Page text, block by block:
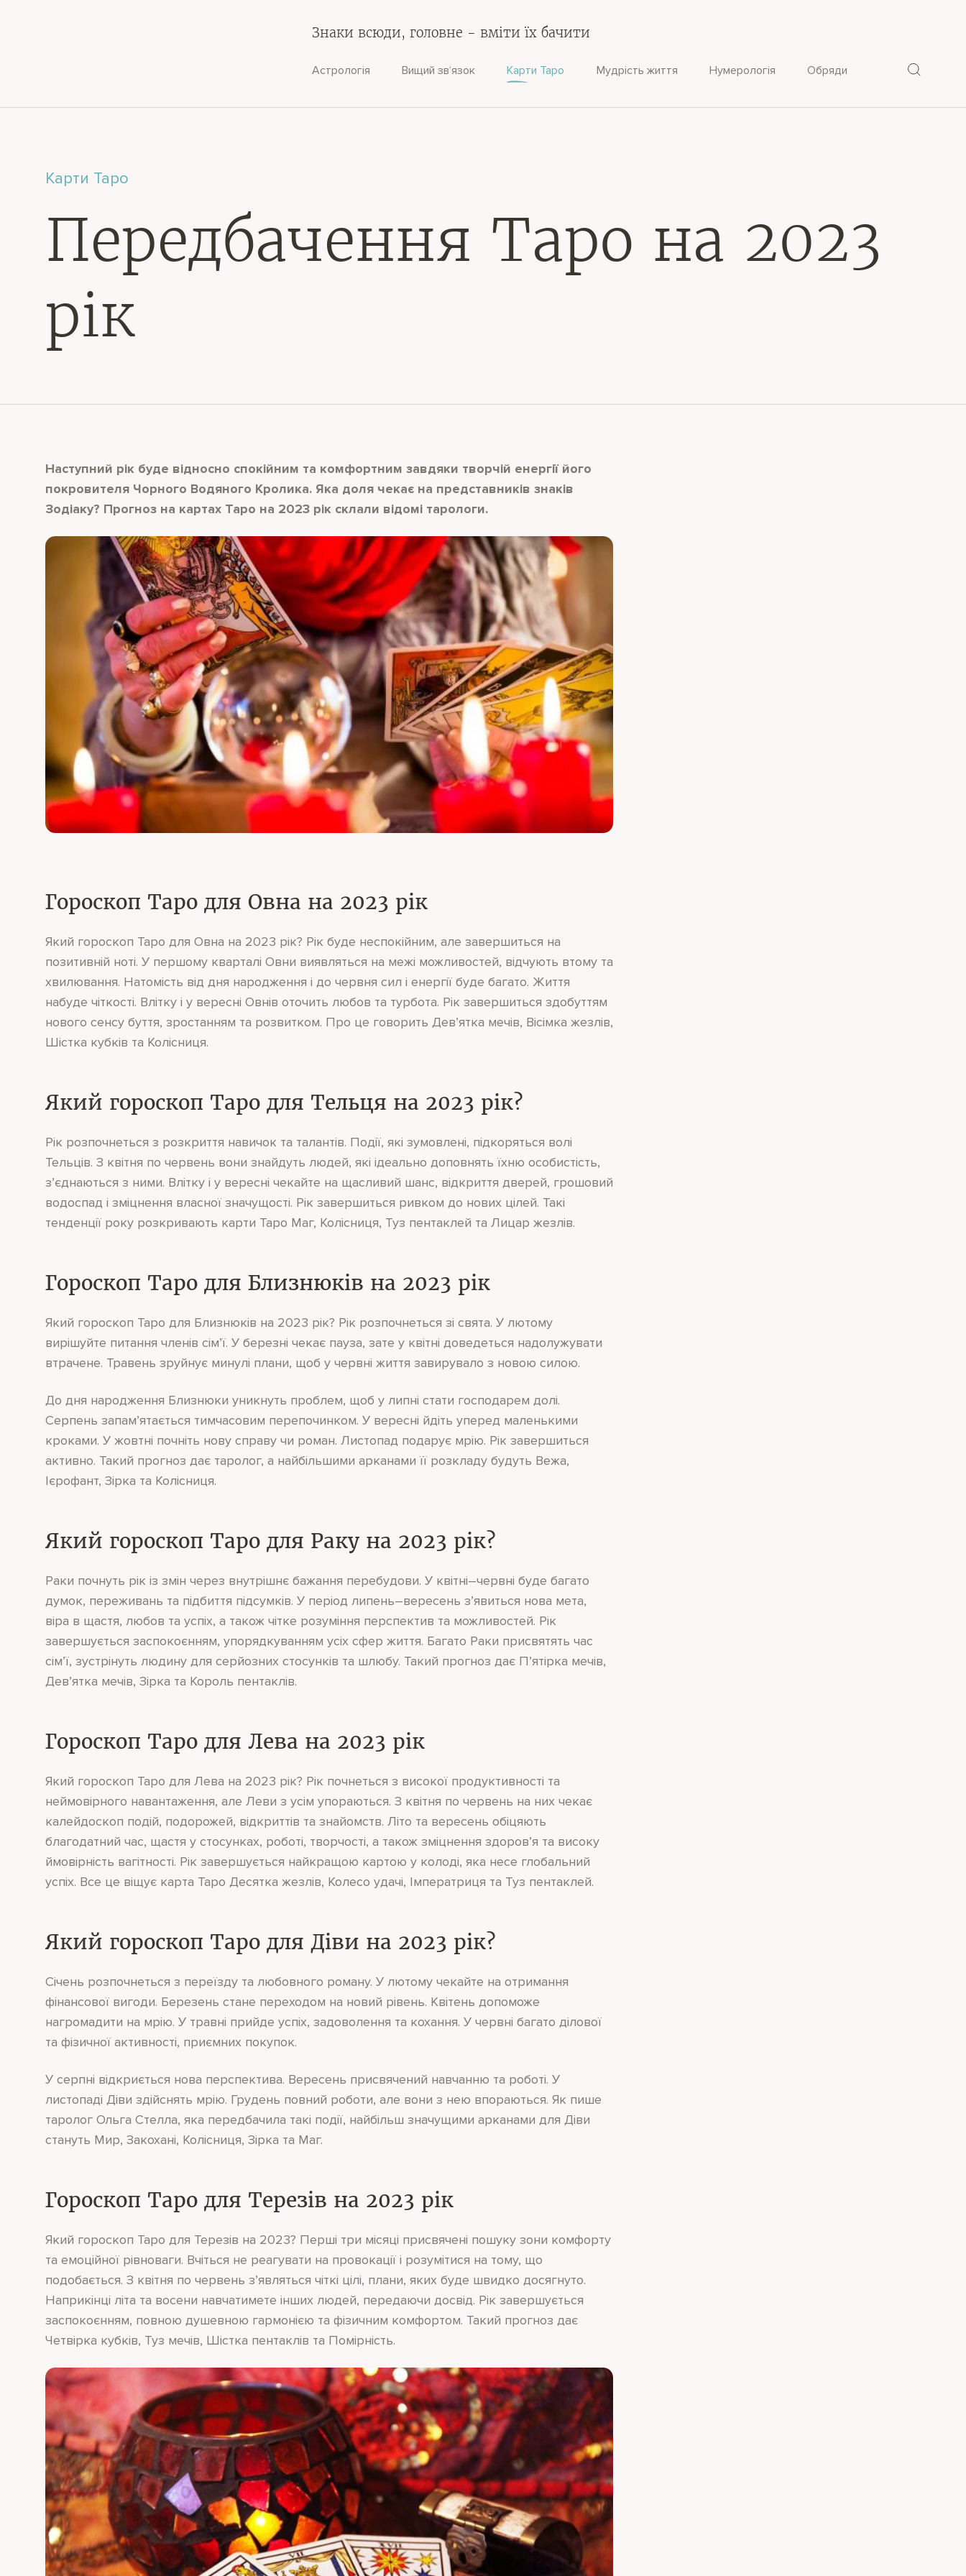
Знаки всюди, головне - вміти їх бачити
Астрологія Вищий зв‘язок Карти Таро Мудрість життя Нумерологія Обряди
Карти Таро
Передбачення Таро на 2023
рік
Наступний рік буде відносно спокійним та комфортним завдяки творчій енергії його
покровителя Чорного Водяного Кролика. Яка доля чекає на представників знаків
Зодіаку? Прогноз на картах Таро на 2023 рік склали відомі тарологи.
Гороскоп Таро для Овна на 2023 рік
Який гороскоп Таро для Овна на 2023 рік? Рік буде неспокійним, але завершиться на
позитивній ноті. У першому кварталі Овни виявляться на межі можливостей, відчують втому та
хвилювання. Натомість від дня народження і до червня сил і енергії буде багато. Життя
набуде чіткості. Влітку і у вересні Овнів оточить любов та турбота. Рік завершиться здобуттям
нового сенсу буття, зростанням та розвитком. Про це говорить Дев’ятка мечів, Вісімка жезлів,
Шістка кубків та Колісниця.
Який гороскоп Таро для Тельця на 2023 рік?
Рік розпочнеться з розкриття навичок та талантів. Події, які зумовлені, підкоряться волі
Тельців. З квітня по червень вони знайдуть людей, які ідеально доповнять їхню особистість,
з’єднаються з ними. Влітку і у вересні чекайте на щасливий шанс, відкриття дверей, грошовий
водоспад і зміцнення власної значущості. Рік завершиться ривком до нових цілей. Такі
тенденції року розкривають карти Таро Маг, Колісниця, Туз пентаклей та Лицар жезлів.
Гороскоп Таро для Близнюків на 2023 рік
Який гороскоп Таро для Близнюків на 2023 рік? Рік розпочнеться зі свята. У лютому
вирішуйте питання членів сім’ї. У березні чекає пауза, зате у квітні доведеться надолужувати
втрачене. Травень зруйнує минулі плани, щоб у червні життя завирувало з новою силою.
До дня народження Близнюки уникнуть проблем, щоб у липні стати господарем долі.
Серпень запам’ятається тимчасовим перепочинком. У вересні йдіть уперед маленькими
кроками. У жовтні почніть нову справу чи роман. Листопад подарує мрію. Рік завершиться
активно. Такий прогноз дає таролог, а найбільшими арканами її розкладу будуть Вежа,
Ієрофант, Зірка та Колісниця.
Який гороскоп Таро для Раку на 2023 рік?
Раки почнуть рік із змін через внутрішнє бажання перебудови. У квітні–червні буде багато
думок, переживань та підбиття підсумків. У період липень–вересень з’явиться нова мета,
віра в щастя, любов та успіх, а також чітке розуміння перспектив та можливостей. Рік
завершується заспокоєнням, упорядкуванням усіх сфер життя. Багато Раки присвятять час
сім’ї, зустрінуть людину для серйозних стосунків та шлюбу. Такий прогноз дає П’ятірка мечів,
Дев’ятка мечів, Зірка та Король пентаклів.
Гороскоп Таро для Лева на 2023 рік
Який гороскоп Таро для Лева на 2023 рік? Рік почнеться з високої продуктивності та
неймовірного навантаження, але Леви з усім упораються. З квітня по червень на них чекає
калейдоскоп подій, подорожей, відкриттів та знайомств. Літо та вересень обіцяють
благодатний час, щастя у стосунках, роботі, творчості, а також зміцнення здоров’я та високу
ймовірність вагітності. Рік завершується найкращою картою у колоді, яка несе глобальний
успіх. Все це віщує карта Таро Десятка жезлів, Колесо удачі, Імператриця та Туз пентаклей.
Який гороскоп Таро для Діви на 2023 рік?
Січень розпочнеться з переїзду та любовного роману. У лютому чекайте на отримання
фінансової вигоди. Березень стане переходом на новий рівень. Квітень допоможе
нагромадити на мрію. У травні прийде успіх, задоволення та кохання. У червні багато ділової
та фізичної активності, приємних покупок.
У серпні відкриється нова перспектива. Вересень присвячений навчанню та роботі. У
листопаді Діви здійснять мрію. Грудень повний роботи, але вони з нею впораються. Як пише
таролог Ольга Стелла, яка передбачила такі події, найбільш значущими арканами для Діви
стануть Мир, Закохані, Колісниця, Зірка та Маг.
Гороскоп Таро для Терезів на 2023 рік
Який гороскоп Таро для Терезів на 2023? Перші три місяці присвячені пошуку зони комфорту
та емоційної рівноваги. Вчіться не реагувати на провокації і розумітися на тому, що
подобається. З квітня по червень з’являться чіткі цілі, плани, яких буде швидко досягнуто.
Наприкінці літа та восени навчатимете інших людей, передаючи досвід. Рік завершується
заспокоєнням, повною душевною гармонією та фізичним комфортом. Такий прогноз дає
Четвірка кубків, Туз мечів, Шістка пентаклів та Помірність.